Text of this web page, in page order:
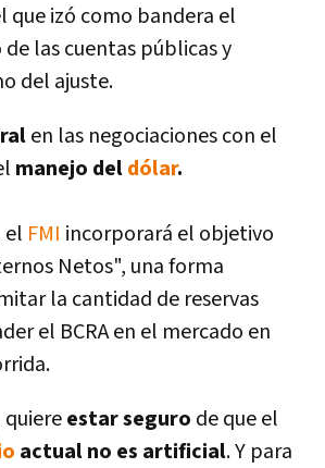
que izó como bandera el
las cuentas públicas y
del ajuste.
en las negociaciones con el
manejo deldólar.
el FMI incorporará el objetivo
Netos", una forma
la cantidad de reservas
el BCRA en el mercado en
quiereestar seguro de que el
actual no es artificial. Y para